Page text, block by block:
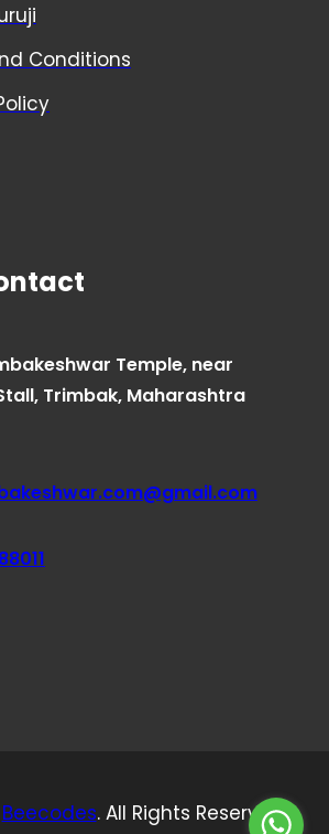
Conditions
Temple, near
Trimbak, Maharashtra
Beecodes. All Rights Reserved.